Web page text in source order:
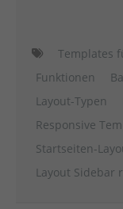
Templates
Funktionen
Layout-Typen
Responsive
Startseiten-
Layout Sidebar